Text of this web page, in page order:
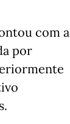
com a
por